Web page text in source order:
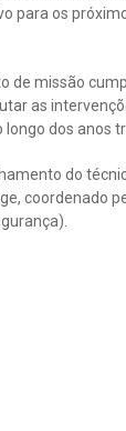
para os
de missão
as
dos anos
do
coordenado